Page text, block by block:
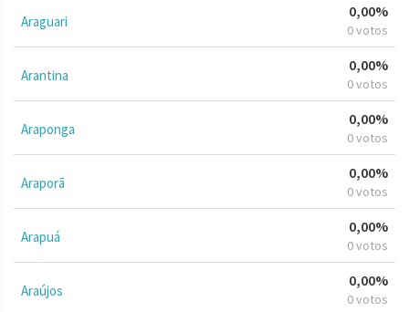
Araguari
0,00%
0 votos
Arantina
0,00%
0 votos
Araponga
0,00%
0 votos
Araporã
0,00%
0 votos
Arapuá
0,00%
0 votos
Araújos
0,00%
0 votos